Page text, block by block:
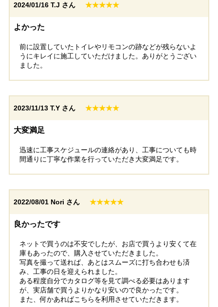
2024/01/16 T.J さん ★★★★★
よかった
前に設置していたトイレやリモコンの跡などが残らないよ
うにキレイに施工していただけました。ありがとうござい
ました。
2023/11/13 T.Y さん ★★★★★
大変満足
迅速に工事スケジュールの連絡があり、工事についても時
間通りに丁寧な作業を行っていただき大変満足です。
2022/08/01 Nori さん ★★★★★
良かったです
ネットで買うのは不安でしたが、お店で買うより安くて在
庫もあったので、購入させていただきました。
写真を撮って送れば、あとはスムーズに打ち合わせも済
み、工事の日を迎えられました。
ある程度自分でカタログ等を見て調べる必要はあります
が、実店舗で買うよりかなり安いので良かったです。
また、何かあればこちらを利用させていただきます。